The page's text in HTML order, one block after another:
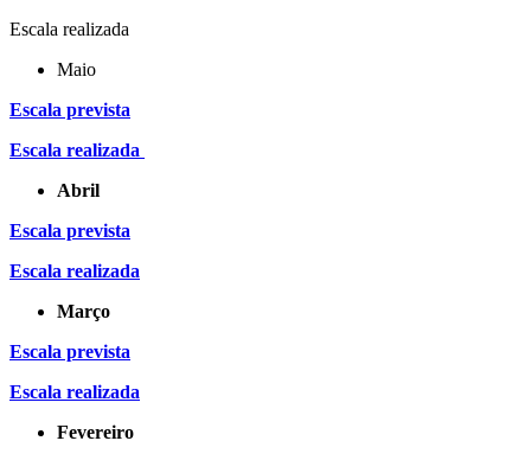
Escala realizada
Maio
Escala prevista
Escala realizada
Abril
Escala prevista
Escala realizada
Março
Escala prevista
Escala realizada
Fevereiro